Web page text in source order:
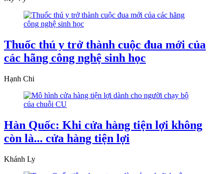
Thuốc thú y trở thành cuộc đua mới của
các hãng công nghệ sinh học
Hạnh Chi
Hàn Quốc: Khi cửa hàng tiện lợi không
còn là... cửa hàng tiện lợi
Khánh Ly